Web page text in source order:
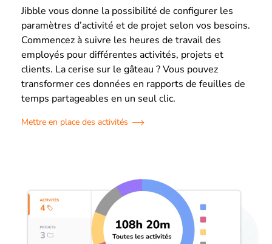
Jibble vous donne la possibilité de configurer les
paramètres d’activité et de projet selon vos besoins.
Commencez à suivre les heures de travail des
employés pour différentes activités, projets et
clients. La cerise sur le gâteau ? Vous pouvez
transformer ces données en rapports de feuilles de
temps partageables en un seul clic.
Mettre en place des activités